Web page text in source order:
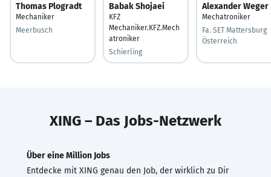
Thomas Plogradt
Mechaniker
Meerbusch
Babak Shojaei
KFZ
Mechaniker.KFZ.Mech
atroniker
Schierling
Alexander Weger
Mechatroniker
Fa. SET Mattersburg
Österreich
XING – Das Jobs-Netzwerk
Über eine Million Jobs
Entdecke mit XING genau den Job, der wirklich zu Dir